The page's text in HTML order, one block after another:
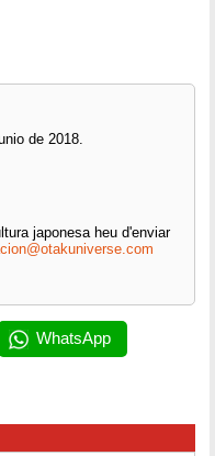
de 2018.
japonesa heu d'enviar
WhatsApp